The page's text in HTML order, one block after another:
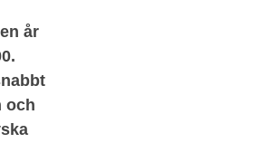
år
och